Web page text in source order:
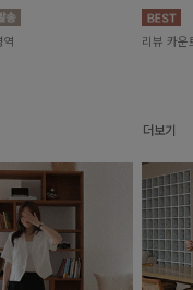
리뷰 카운
더보기